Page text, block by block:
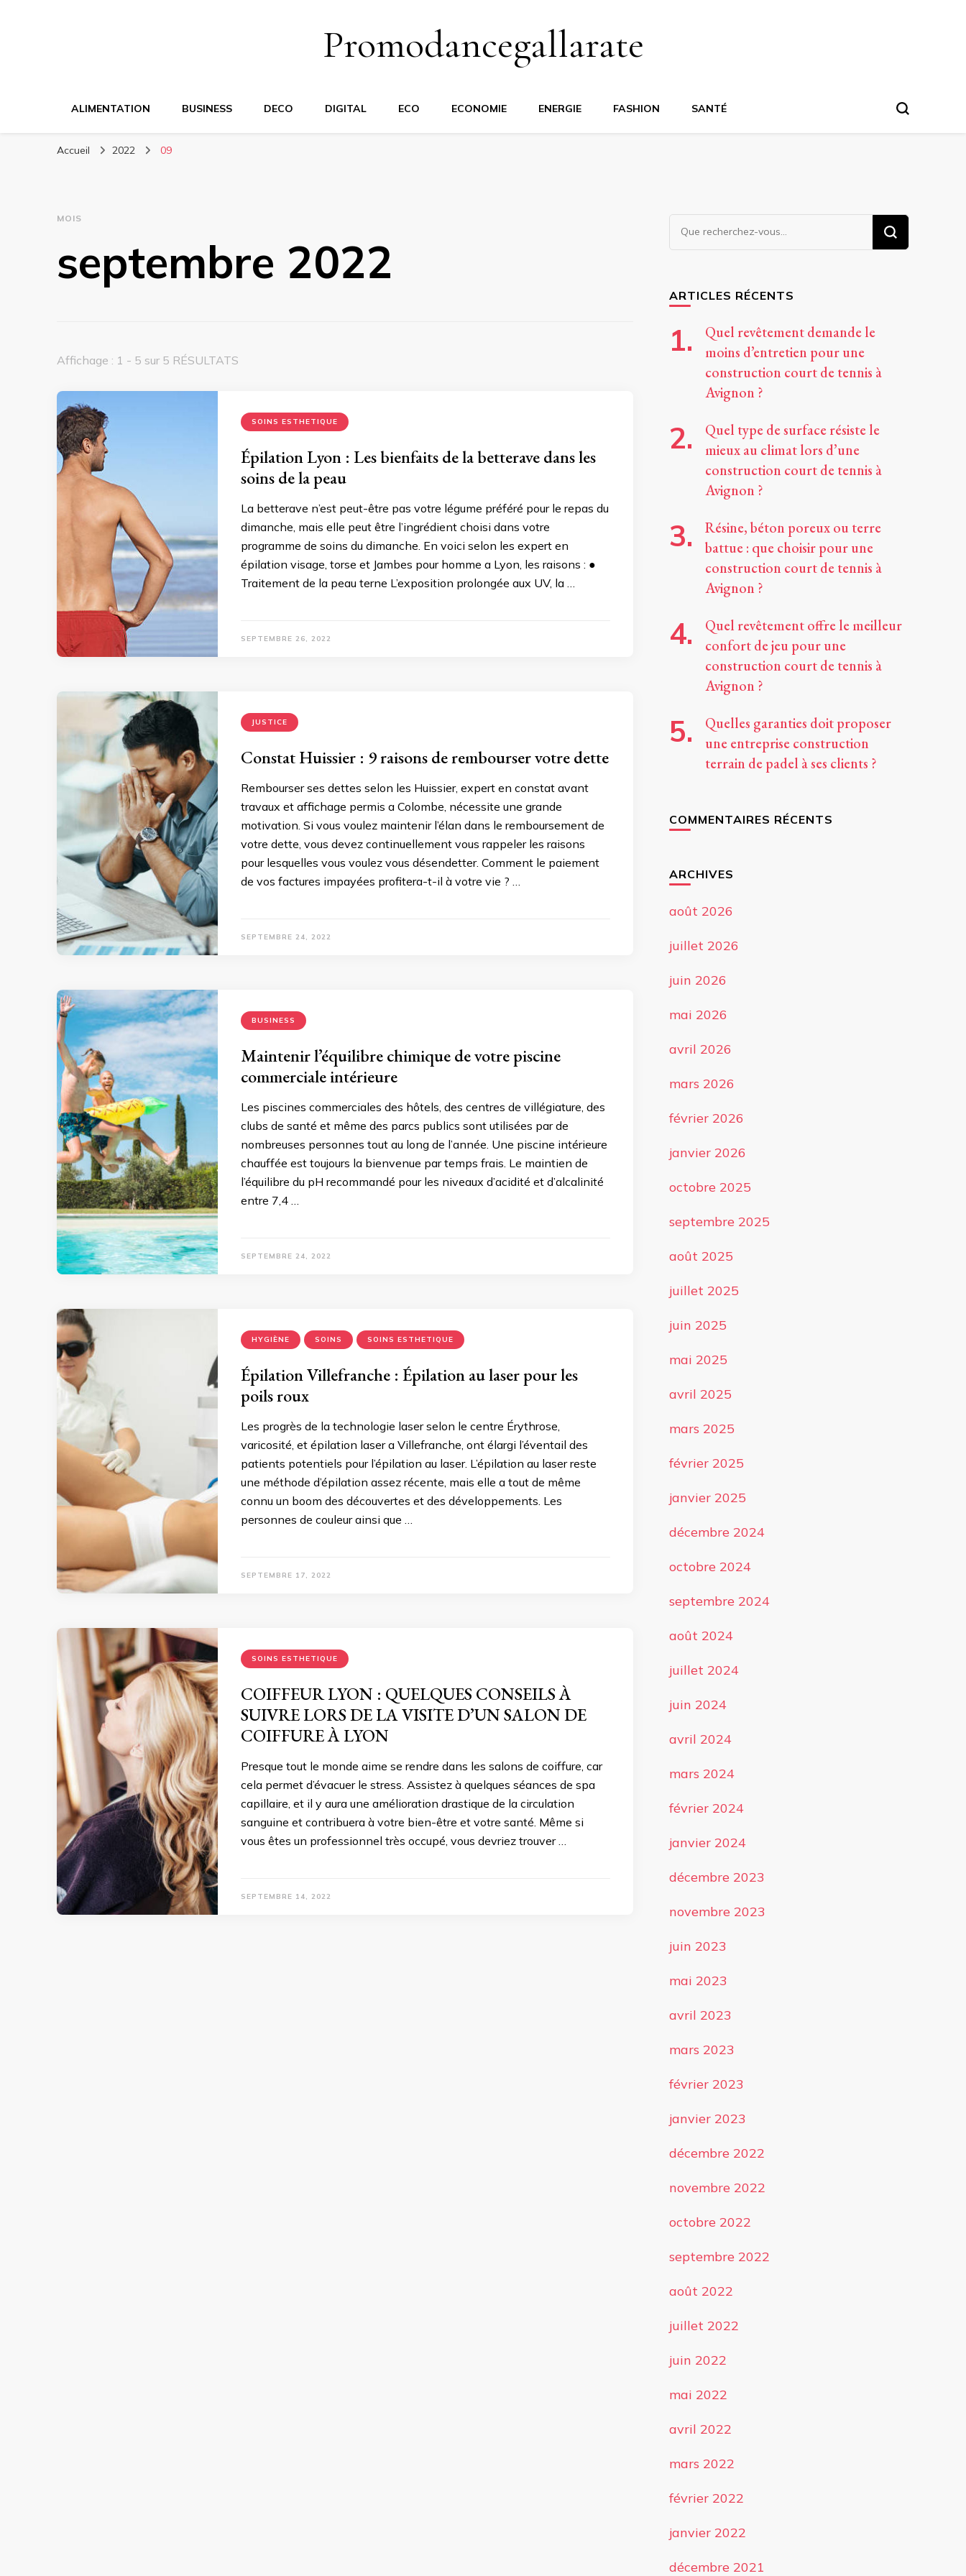
Promodancegallarate
ALIMENTATION BUSINESS DECO DIGITAL ECO ECONOMIE ENERGIE FASHION SANTÉ
Accueil 2022 09
MOIS
septembre 2022
Affichage : 1 - 5 sur 5 RÉSULTATS
SOINS ESTHETIQUE
Épilation Lyon : Les bienfaits de la betterave dans les
soins de la peau
La betterave n’est peut-être pas votre légume préféré pour le repas du
dimanche, mais elle peut être l’ingrédient choisi dans votre
programme de soins du dimanche. En voici selon les expert en
épilation visage, torse et Jambes pour homme a Lyon, les raisons : ●
Traitement de la peau terne L’exposition prolongée aux UV, la …
SEPTEMBRE 26, 2022
JUSTICE
Constat Huissier : 9 raisons de rembourser votre dette
Rembourser ses dettes selon les Huissier, expert en constat avant
travaux et affichage permis a Colombe, nécessite une grande
motivation. Si vous voulez maintenir l’élan dans le remboursement de
votre dette, vous devez continuellement vous rappeler les raisons
pour lesquelles vous voulez vous désendetter. Comment le paiement
de vos factures impayées profitera-t-il à votre vie ? …
SEPTEMBRE 24, 2022
BUSINESS
Maintenir l’équilibre chimique de votre piscine
commerciale intérieure
Les piscines commerciales des hôtels, des centres de villégiature, des
clubs de santé et même des parcs publics sont utilisées par de
nombreuses personnes tout au long de l’année. Une piscine intérieure
chauffée est toujours la bienvenue par temps frais. Le maintien de
l’équilibre du pH recommandé pour les niveaux d’acidité et d’alcalinité
entre 7,4 …
SEPTEMBRE 24, 2022
HYGIÈNE SOINS SOINS ESTHETIQUE
Épilation Villefranche : Épilation au laser pour les
poils roux
Les progrès de la technologie laser selon le centre Érythrose,
varicosité, et épilation laser a Villefranche, ont élargi l’éventail des
patients potentiels pour l’épilation au laser. L’épilation au laser reste
une méthode d’épilation assez récente, mais elle a tout de même
connu un boom des découvertes et des développements. Les
personnes de couleur ainsi que …
SEPTEMBRE 17, 2022
SOINS ESTHETIQUE
COIFFEUR LYON : QUELQUES CONSEILS À
SUIVRE LORS DE LA VISITE D’UN SALON DE
COIFFURE À LYON
Presque tout le monde aime se rendre dans les salons de coiffure, car
cela permet d’évacuer le stress. Assistez à quelques séances de spa
capillaire, et il y aura une amélioration drastique de la circulation
sanguine et contribuera à votre bien-être et votre santé. Même si
vous êtes un professionnel très occupé, vous devriez trouver …
SEPTEMBRE 14, 2022
Vous
recherchiez
ARTICLES RÉCENTS
Quel revêtement demande le
moins d’entretien pour une
construction court de tennis à
Avignon ?
Quel type de surface résiste le
mieux au climat lors d’une
construction court de tennis à
Avignon ?
Résine, béton poreux ou terre
battue : que choisir pour une
construction court de tennis à
Avignon ?
Quel revêtement offre le meilleur
confort de jeu pour une
construction court de tennis à
Avignon ?
Quelles garanties doit proposer
une entreprise construction
terrain de padel à ses clients ?
COMMENTAIRES RÉCENTS
ARCHIVES
août 2026
juillet 2026
juin 2026
mai 2026
avril 2026
mars 2026
février 2026
janvier 2026
octobre 2025
septembre 2025
août 2025
juillet 2025
juin 2025
mai 2025
avril 2025
mars 2025
février 2025
janvier 2025
décembre 2024
octobre 2024
septembre 2024
août 2024
juillet 2024
juin 2024
avril 2024
mars 2024
février 2024
janvier 2024
décembre 2023
novembre 2023
juin 2023
mai 2023
avril 2023
mars 2023
février 2023
janvier 2023
décembre 2022
novembre 2022
octobre 2022
septembre 2022
août 2022
juillet 2022
juin 2022
mai 2022
avril 2022
mars 2022
février 2022
janvier 2022
décembre 2021